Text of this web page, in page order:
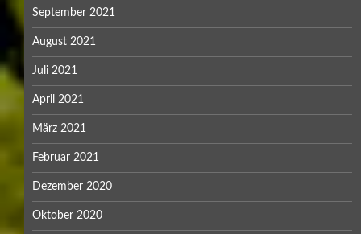
September 2021
August 2021
Juli 2021
April 2021
März 2021
Februar 2021
Dezember 2020
Oktober 2020